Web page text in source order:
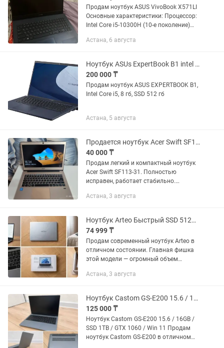
Продам ноутбук ASUS VivoBook X571LI
Основные характеристики: Процессор:
Intel Core i5-10300H (10-е поколение)
Ti (4 ГБ) Дисплей: 15.6" Full HD
Астана, 6 августа
Ноутбук ASUs ExpertBook B1 intel Core i5, 8гб, SSD 512 гб
200 000 ₸
Продам ноутбук ASUS EXPERTBOOK B1,
Intel Core i5, 8 гб, SSD 512 гб
Астана, 5 августа
Продается ноутбук Acer Swift SF113-31 SSD 120 ГБ
40 000 ₸
Продам легкий и компактный ноутбук
Acer Swift SF113-31. Полностью
исправен, работает стабильно.
документами, просмотра фильмов,
Астана, 3 августа
Ноутбук Arteo Быстрый SSD 512GB / 8GB RAM / Тонкий и легкий
74 999 ₸
Продам современный ноутбук Arteo в
отличном состоянии. Главная фишка
этой модели — огромный объем
оперативной памяти. В отличие от
Астана, 3 августа
Ноутбук Castom GS-E200 15.6 / 16GB / SSD 1TB / GTX 1060 / Win 11
125 000 ₸
Ноутбук Castom GS-E200 15.6 / 16GB /
SSD 1TB / GTX 1060 / Win 11 Продам
ноутбук Castom GS-E200 в отличном